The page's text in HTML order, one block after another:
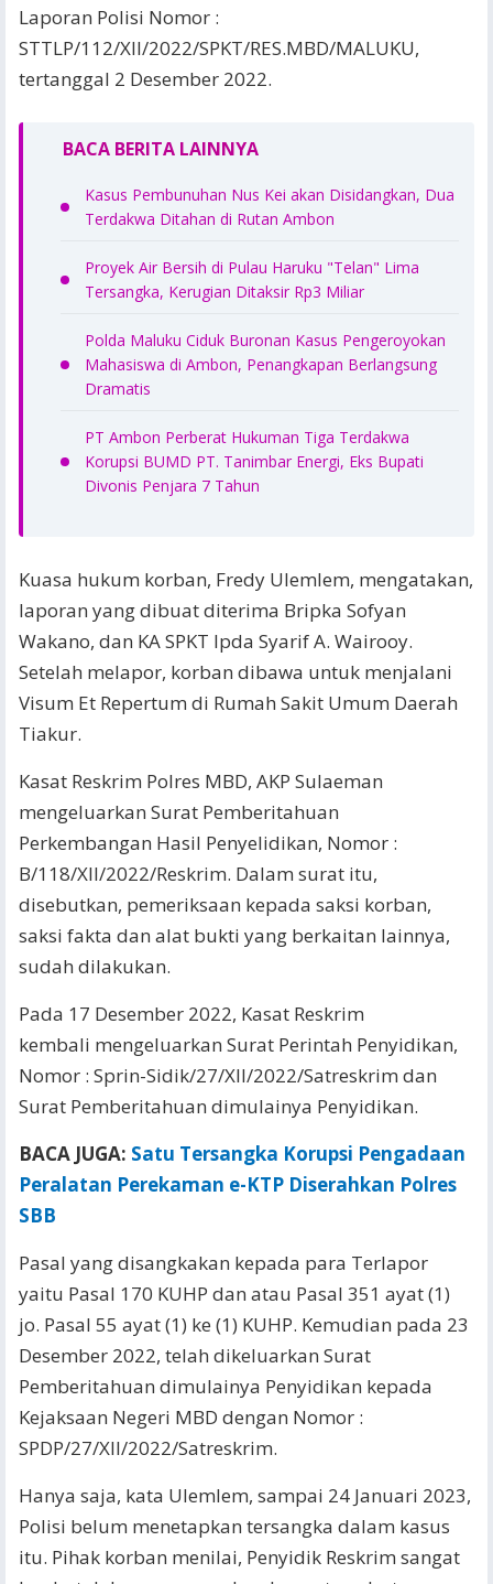
Laporan Polisi Nomor :
STTLP/112/XII/2022/SPKT/RES.MBD/MALUKU,
tertanggal 2 Desember 2022.
BACA BERITA LAINNYA
Kasus Pembunuhan Nus Kei akan Disidangkan, Dua
Terdakwa Ditahan di Rutan Ambon
Proyek Air Bersih di Pulau Haruku "Telan" Lima
Tersangka, Kerugian Ditaksir Rp3 Miliar
Polda Maluku Ciduk Buronan Kasus Pengeroyokan
Mahasiswa di Ambon, Penangkapan Berlangsung
Dramatis
PT Ambon Perberat Hukuman Tiga Terdakwa
Korupsi BUMD PT. Tanimbar Energi, Eks Bupati
Divonis Penjara 7 Tahun
Kuasa hukum korban, Fredy Ulemlem, mengatakan,
laporan yang dibuat diterima Bripka Sofyan
Wakano, dan KA SPKT Ipda Syarif A. Wairooy.
Setelah melapor, korban dibawa untuk menjalani
Visum Et Repertum di Rumah Sakit Umum Daerah
Tiakur.
Kasat Reskrim Polres MBD, AKP Sulaeman
mengeluarkan Surat Pemberitahuan
Perkembangan Hasil Penyelidikan, Nomor :
B/118/XII/2022/Reskrim. Dalam surat itu,
disebutkan, pemeriksaan kepada saksi korban,
saksi fakta dan alat bukti yang berkaitan lainnya,
sudah dilakukan.
Pada 17 Desember 2022, Kasat Reskrim
kembali mengeluarkan Surat Perintah Penyidikan,
Nomor : Sprin-Sidik/27/XII/2022/Satreskrim dan
Surat Pemberitahuan dimulainya Penyidikan.
BACA JUGA: Satu Tersangka Korupsi Pengadaan
Peralatan Perekaman e-KTP Diserahkan Polres
SBB
Pasal yang disangkakan kepada para Terlapor
yaitu Pasal 170 KUHP dan atau Pasal 351 ayat (1)
jo. Pasal 55 ayat (1) ke (1) KUHP. Kemudian pada 23
Desember 2022, telah dikeluarkan Surat
Pemberitahuan dimulainya Penyidikan kepada
Kejaksaan Negeri MBD dengan Nomor :
SPDP/27/XII/2022/Satreskrim.
Hanya saja, kata Ulemlem, sampai 24 Januari 2023,
Polisi belum menetapkan tersangka dalam kasus
itu. Pihak korban menilai, Penyidik Reskrim sangat